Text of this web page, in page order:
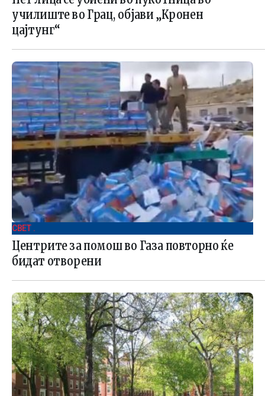
училиште во Грац, објави „Кронен
цајтунг“
СВЕТ .
Центрите за помош во Газа повторно ќе
бидат отворени